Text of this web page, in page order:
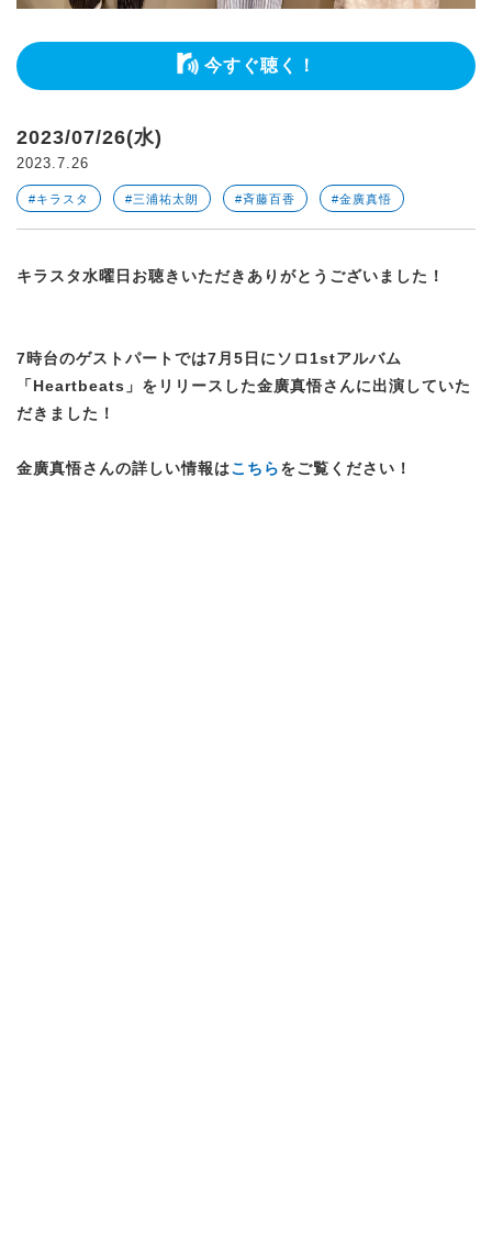
今すぐ聴く！
2023/07/26(水)
2023.7.26
#キラスタ #三浦祐太朗 #斉藤百香 #金廣真悟
キラスタ水曜日お聴きいただきありがとうございました！
7時台のゲストパートでは7月5日にソロ1stアルバム
「Heartbeats」をリリースした金廣真悟さんに出演していた
だきました！
金廣真悟さんの詳しい情報はこちらをご覧ください！